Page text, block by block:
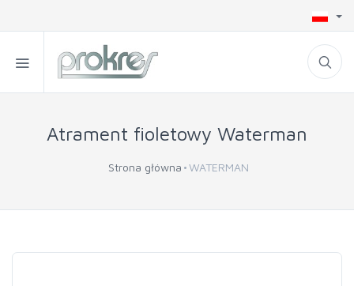
Atrament fioletowy Waterman
Strona główna WATERMAN